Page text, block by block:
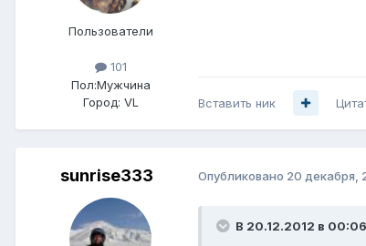
Пользователи
101
Пол:Мужчина
Город: VL Вставить ник
sunrise333 Опубликовано 20 декабря,
В 20.12.2012 в